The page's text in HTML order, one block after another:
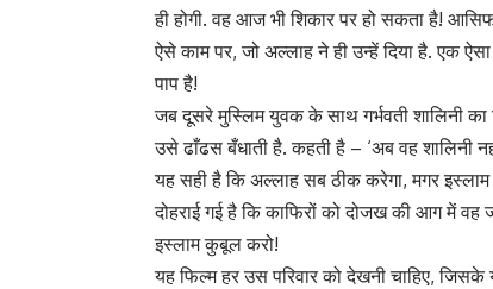
ही होगी. वह आज भी शिकार पर हो सकता है!
ऐसे काम पर, जो अल्लाह ने ही उन्हें दिया है. एक
पाप है!
जब दूसरे मुस्लिम युवक के साथ गर्भवती शालिनी का
उसे ढाँढस बँधाती है. कहती है – ‘अब वह शालिनी
यह सही है कि अल्लाह सब ठीक करेगा, मगर
दोहराई गई है कि काफिरों को दोजख की आग में
इस्लाम कुबूल करो!
यह फिल्म हर उस परिवार को देखनी चाहिए,